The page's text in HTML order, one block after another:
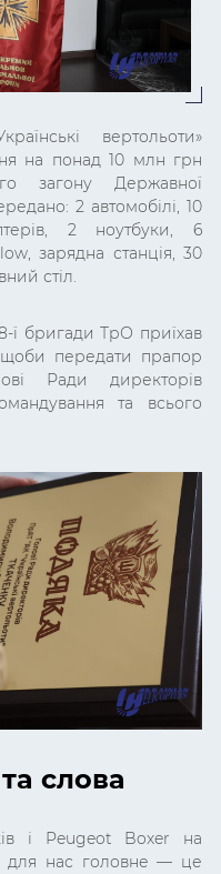
вертольоти»
на понад 10 млн грн
загону Державної
2 автомобілі, 10
2 ноутбуки, 6
зарядна станція, 30
стіл.
ї бригади ТрО приїхав
щоби передати прапор
Ради директорів
та всього
слова
і Peugeot Boxer на
для нас головне — це